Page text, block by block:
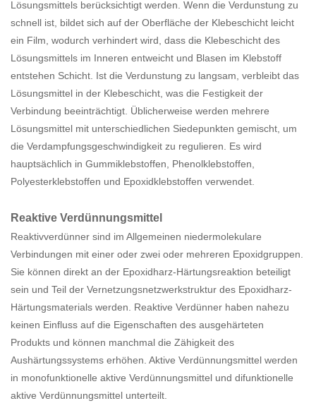
Lösungsmittels berücksichtigt werden. Wenn die Verdunstung zu
schnell ist, bildet sich auf der Oberfläche der Klebeschicht leicht
ein Film, wodurch verhindert wird, dass die Klebeschicht des
Lösungsmittels im Inneren entweicht und Blasen im Klebstoff
entstehen Schicht. Ist die Verdunstung zu langsam, verbleibt das
Lösungsmittel in der Klebeschicht, was die Festigkeit der
Verbindung beeinträchtigt. Üblicherweise werden mehrere
Lösungsmittel mit unterschiedlichen Siedepunkten gemischt, um
die Verdampfungsgeschwindigkeit zu regulieren. Es wird
hauptsächlich in Gummiklebstoffen, Phenolklebstoffen,
Polyesterklebstoffen und Epoxidklebstoffen verwendet.
Reaktive Verdünnungsmittel
Reaktivverdünner sind im Allgemeinen niedermolekulare
Verbindungen mit einer oder zwei oder mehreren Epoxidgruppen.
Sie können direkt an der Epoxidharz-Härtungsreaktion beteiligt
sein und Teil der Vernetzungsnetzwerkstruktur des Epoxidharz-
Härtungsmaterials werden. Reaktive Verdünner haben nahezu
keinen Einfluss auf die Eigenschaften des ausgehärteten
Produkts und können manchmal die Zähigkeit des
Aushärtungssystems erhöhen. Aktive Verdünnungsmittel werden
in monofunktionelle aktive Verdünnungsmittel und difunktionelle
aktive Verdünnungsmittel unterteilt.